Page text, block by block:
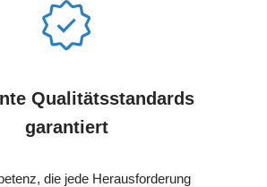
Qualitätsstandards
garantiert
die jede Herausforderung